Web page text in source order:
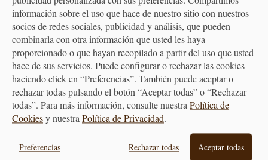
Espátula Acodada de Acero
Inoxidable 12.5cm
24,65 €
Espátula Acodada de Acero
Inoxidable 13cm...
29,29 €
información sobre el uso que hace de nuestro sitio con nuestros
socios de redes sociales, publicidad y análisis, que pueden
combinarla con otra información que usted les haya
proporcionado o que hayan recopilado a partir del uso que usted
hace de sus servicios. Puede configurar o rechazar las cookies
haciendo click en “Preferencias”. También puede aceptar o
rechazar todas pulsando el botón “Aceptar todas” o “Rechazar
todas”. Para más información, consulte nuestraPolítica de
Cookiesy nuestraPolítica de Privacidad.
Preferencias Rechazar todas Aceptar todas